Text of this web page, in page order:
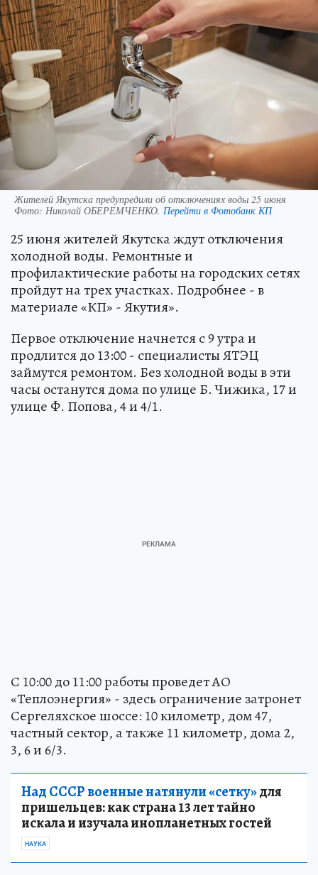
Жителей Якутска предупредили об отключениях воды 25 июня
Фото: Николай ОБЕРЕМЧЕНКО. Перейти в Фотобанк КП
25 июня жителей Якутска ждут отключения
холодной воды. Ремонтные и
профилактические работы на городских сетях
пройдут на трех участках. Подробнее - в
материале «КП» - Якутия».
Первое отключение начнется с 9 утра и
продлится до 13:00 - специалисты ЯТЭЦ
займутся ремонтом. Без холодной воды в эти
часы останутся дома по улице Б. Чижика, 17 и
улице Ф. Попова, 4 и 4/1.
С 10:00 до 11:00 работы проведет АО
«Теплоэнергия» - здесь ограничение затронет
Сергеляхское шоссе: 10 километр, дом 47,
частный сектор, а также 11 километр, дома 2,
3, 6 и 6/3.
Над СССР военные натянули «сетку»для
пришельцев: как страна 13 лет тайно
искала и изучала инопланетных гостей
НАУКА